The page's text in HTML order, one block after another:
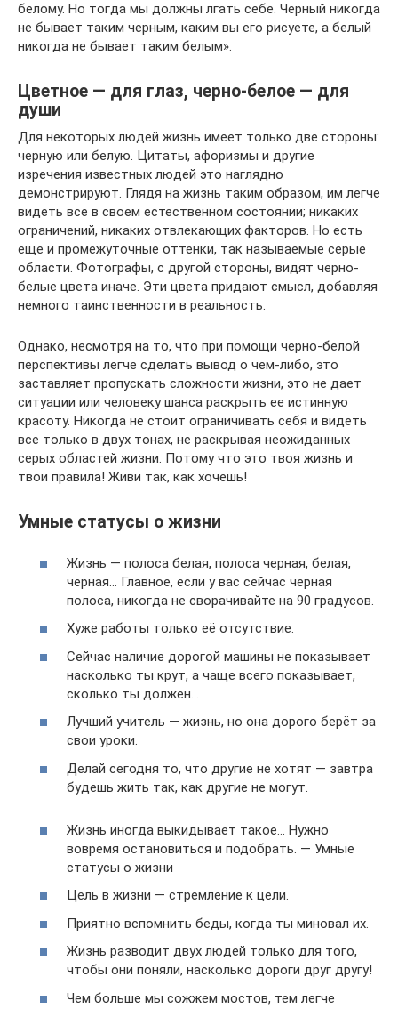
белому. Но тогда мы должны лгать себе. Черный никогда
не бывает таким черным, каким вы его рисуете, а белый
никогда не бывает таким белым».
Цветное — для глаз, черно-белое — для
души
Для некоторых людей жизнь имеет только две стороны:
черную или белую. Цитаты, афоризмы и другие
изречения известных людей это наглядно
демонстрируют. Глядя на жизнь таким образом, им легче
видеть все в своем естественном состоянии; никаких
ограничений, никаких отвлекающих факторов. Но есть
еще и промежуточные оттенки, так называемые серые
области. Фотографы, с другой стороны, видят черно-
белые цвета иначе. Эти цвета придают смысл, добавляя
немного таинственности в реальность.
Однако, несмотря на то, что при помощи черно-белой
перспективы легче сделать вывод о чем-либо, это
заставляет пропускать сложности жизни, это не дает
ситуации или человеку шанса раскрыть ее истинную
красоту. Никогда не стоит ограничивать себя и видеть
все только в двух тонах, не раскрывая неожиданных
серых областей жизни. Потому что это твоя жизнь и
твои правила! Живи так, как хочешь!
Умные статусы о жизни
Жизнь — полоса белая, полоса черная, белая,
черная… Главное, если у вас сейчас черная
полоса, никогда не сворачивайте на 90 градусов.
Хуже работы только её отсутствие.
Сейчас наличие дорогой машины не показывает
насколько ты крут, а чаще всего показывает,
сколько ты должен…
Лучший учитель — жизнь, но она дорого берёт за
свои уроки.
Делай сегодня то, что другие не хотят — завтра
будешь жить так, как другие не могут.
Жизнь иногда выкидывает такое… Нужно
вовремя остановиться и подобрать. — Умные
статусы о жизни
Цель в жизни — стремление к цели.
Приятно вспомнить беды, когда ты миновал их.
Жизнь разводит двух людей только для того,
чтобы они поняли, насколько дороги друг другу!
Чем больше мы сожжем мостов, тем легче